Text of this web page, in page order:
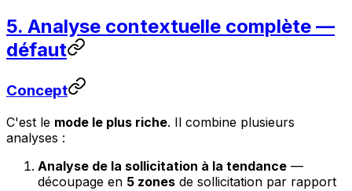
5. Analyse contextuelle complète —
défaut
Concept
C'est le mode le plus riche. Il combine plusieurs
analyses :
Analyse de la sollicitation à la tendance —
découpage en 5 zones de sollicitation par rapport